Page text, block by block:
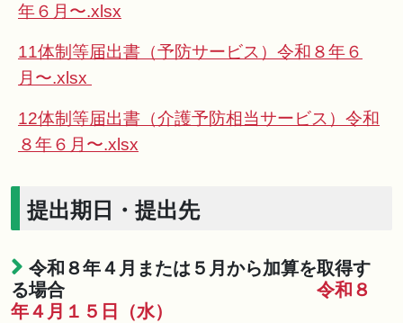
年６月〜.xlsx
11体制等届出書（予防サービス）令和８年６
月〜.xlsx
12体制等届出書（介護予防相当サービス）令和
８年６月〜.xlsx
提出期日・提出先
令和８年４月または５月から加算を取得す
る場合 令和８
年４月１５日（水）